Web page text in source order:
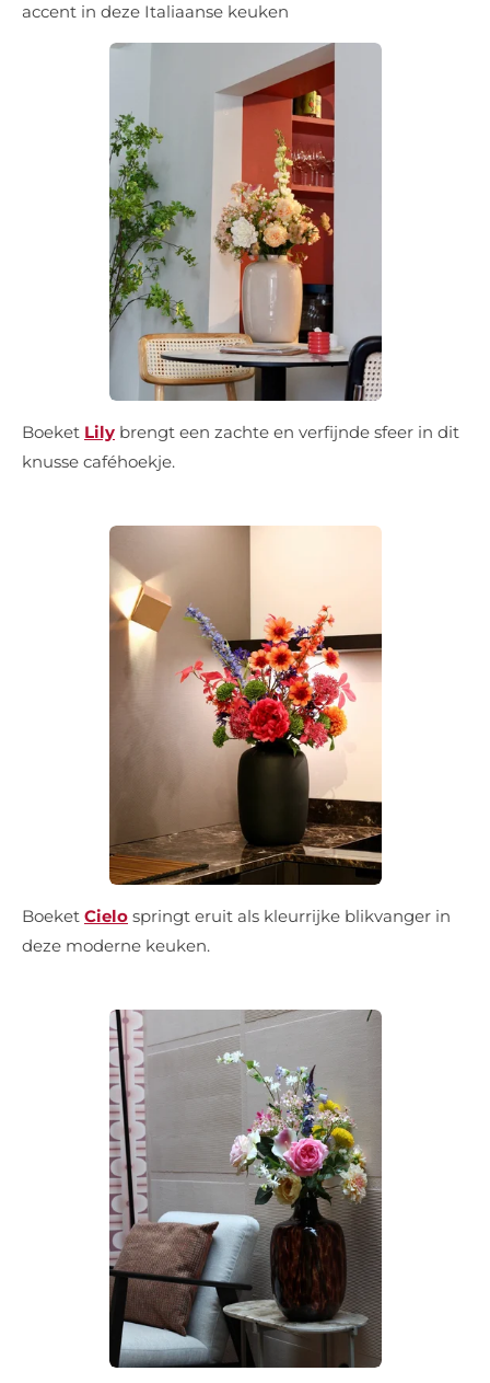
accent in deze Italiaanse keuken
Boeket Lily brengt een zachte en verfijnde sfeer in dit
knusse caféhoekje.
Boeket Cielo springt eruit als kleurrijke blikvanger in
deze moderne keuken.